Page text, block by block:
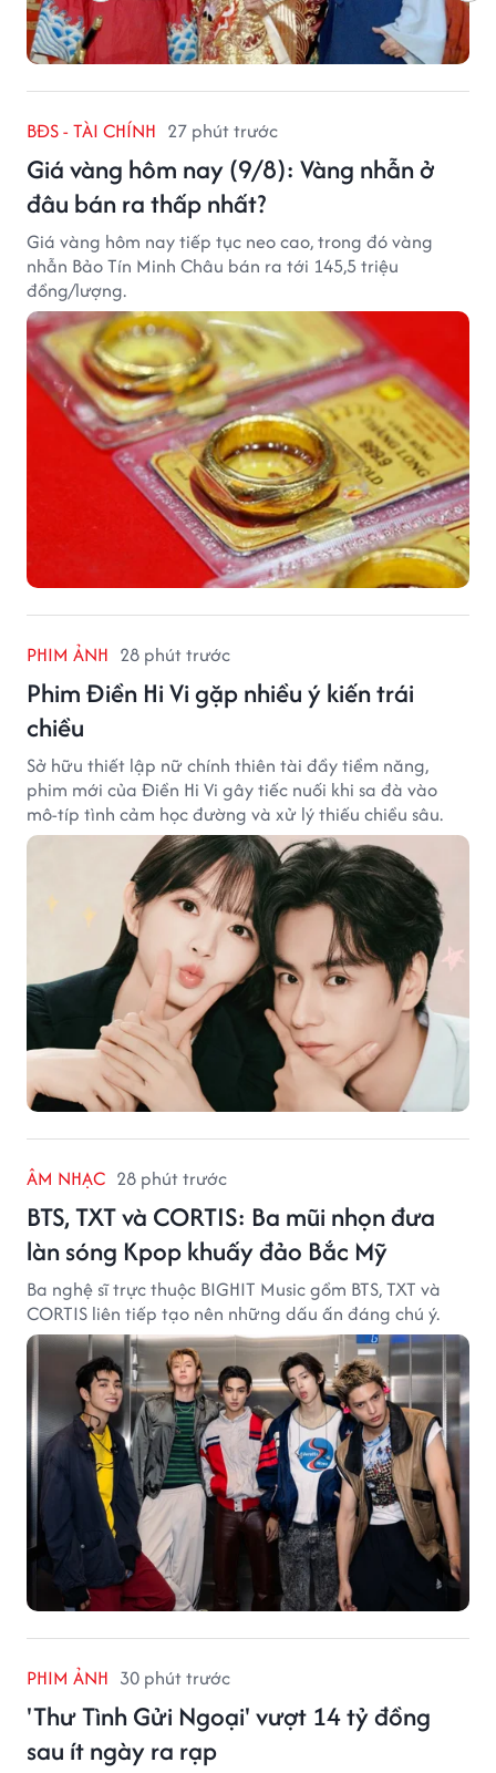
BĐS - TÀI CHÍNH 27 phút trước
Giá vàng hôm nay (9/8): Vàng nhẫn ở
đâu bán ra thấp nhất?
Giá vàng hôm nay tiếp tục neo cao, trong đó vàng
nhẫn Bảo Tín Minh Châu bán ra tới 145,5 triệu
đồng/lượng.
PHIM ẢNH 28 phút trước
Phim Điền Hi Vi gặp nhiều ý kiến trái
chiều
Sở hữu thiết lập nữ chính thiên tài đầy tiềm năng,
phim mới của Điền Hi Vi gây tiếc nuối khi sa đà vào
mô-típ tình cảm học đường và xử lý thiếu chiều sâu.
ÂM NHẠC 28 phút trước
BTS, TXT và CORTIS: Ba mũi nhọn đưa
làn sóng Kpop khuấy đảo Bắc Mỹ
Ba nghệ sĩ trực thuộc BIGHIT Music gồm BTS, TXT và
CORTIS liên tiếp tạo nên những dấu ấn đáng chú ý.
PHIM ẢNH 30 phút trước
'Thư Tình Gửi Ngoại' vượt 14 tỷ đồng
sau ít ngày ra rạp